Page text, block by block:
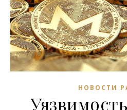
НОВОСТИ